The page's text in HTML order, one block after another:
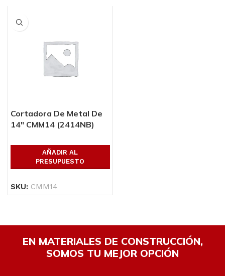
Cortadora De Metal De
14″ CMM14 (2414NB)
AÑADIR AL
PRESUPUESTO
SKU: CMM14
EN MATERIALES DE CONSTRUCCIÓN,
SOMOS TU MEJOR OPCIÓN